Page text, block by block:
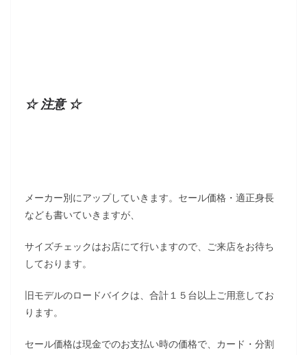
☆ 注意 ☆
メーカー別にアップしていきます。セール価格・適正身長
なども書いていきますが、
サイズチェックはお店にて行いますので、ご来店をお待ち
しております。
旧モデルのロードバイクは、合計１５台以上ご用意してお
ります。
セール価格は現金でのお支払い時の価格で、カード・分割